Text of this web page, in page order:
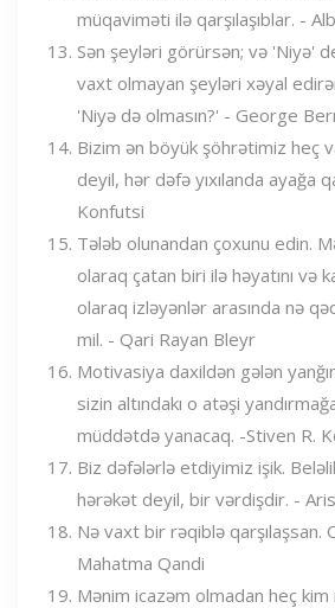
müqaviməti ilə qarşılaşıblar. -
Sən şeyləri görürsən; və 'Niyə'
vaxt olmayan şeyləri xəyal
'Niyə də olmasın?' - George
Bizim ən böyük şöhrətimiz heç
deyil, hər dəfə yıxılanda ayağa
Konfutsi
Tələb olunandan çoxunu edin.
olaraq çatan biri ilə həyatını və
olaraq izləyənlər arasında nə
mil. - Qari Rayan Bleyr
Motivasiya daxildən gələn
sizin altındakı o atəşi
müddətdə yanacaq. -Stiven R.
Biz dəfələrlə etdiyimiz işik.
hərəkət deyil, bir vərdişdir. -
Nə vaxt bir rəqiblə qarşılaşsan.
Mahatma Qandi
Mənim icazəm olmadan heç